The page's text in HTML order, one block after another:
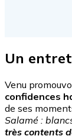
Un
Venu
confidences
de ses
Salamé :
très contents